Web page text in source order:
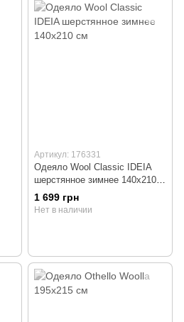
Артикул: 176331
Одеяло Wool Classic IDEIA
шерстянное зимнее 140x210
см
1 699 грн
Нет в наличии